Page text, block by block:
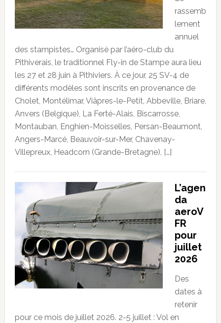
rassemb
lement
annuel
des stampistes… Organisé par l’aéro-club du
Pithiverais, le traditionnel Fly-in de Stampe aura lieu
les 27 et 28 juin à Pithiviers. À ce jour, 25 SV-4 de
différents modèles sont inscrits en provenance de
Cholet, Montélimar, Viâpres-le-Petit, Abbeville, Briare,
Anvers (Belgique), La Ferté-Alais, Biscarrosse,
Montauban, Enghien-Moisselles, Persan-Beaumont,
Angers-Marcé, Beauvoir-sur-Mer, Chavenay-
Villepreux, Headcorn (Grande-Bretagne), […]
L’agen
da
aeroV
FR
pour
juillet
2026
Des
dates à
retenir
pour ce mois de juillet 2026. 2-5 juillet : Vol en